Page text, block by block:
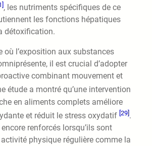
, les nutriments spécifiques de ce
les fonctions hépatiques
détoxification.
où l’exposition aux substances
il est crucial d’adopter
combinant mouvement et
étude a montré qu’une intervention
en aliments complets améliore
et réduit le stress oxydatif [29].
renforcés lorsqu’ils sont
physique régulière comme la